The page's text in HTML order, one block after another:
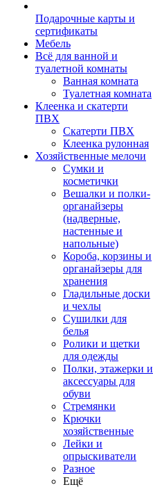
Подарочные карты и
сертификаты
Мебель
Всё для ванной и
туалетной комнаты
Ванная комната
Туалетная комната
Клеенка и скатерти
ПВХ
Скатерти ПВХ
Клеенка рулонная
Хозяйственные мелочи
Сумки и
косметички
Вешалки и полки-
органайзеры
(надверные,
настенные и
напольные)
Короба, корзины и
органайзеры для
хранения
Гладильные доски
и чехлы
Сушилки для
белья
Ролики и щетки
для одежды
Полки, этажерки и
аксессуары для
обуви
Стремянки
Крючки
хозяйственные
Лейки и
опрыскиватели
Разное
Ещё